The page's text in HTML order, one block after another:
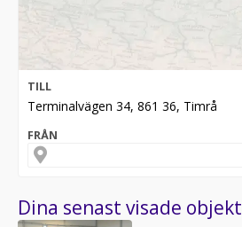
TILL
Terminalvägen 34, 861 36, Timrå
FRÅN
Dina senast visade objekt